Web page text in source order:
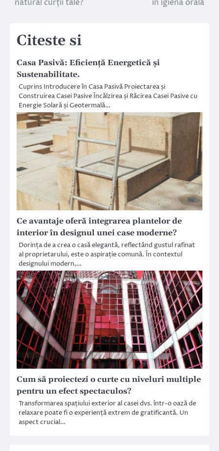
natural curții tale?
în igiena orală
Citeste si
Casa Pasivă: Eficiență Energetică și
Sustenabilitate.
Cuprins Introducere în Casa Pasivă Proiectarea și
Construirea Casei Pasive Încălzirea și Răcirea Casei Pasive cu
Energie Solară și Geotermală…
Ce avantaje oferă integrarea plantelor de
interior în designul unei case moderne?
Dorința de a crea o casă elegantă, reflectând gustul rafinat
al proprietarului, este o aspirație comună. În contextul
designului modern,…
Cum să proiectezi o curte cu niveluri multiple
pentru un efect spectaculos?
Transformarea spațiului exterior al casei dvs. într-o oază de
relaxare poate fi o experiență extrem de gratificantă. Un
aspect crucial…